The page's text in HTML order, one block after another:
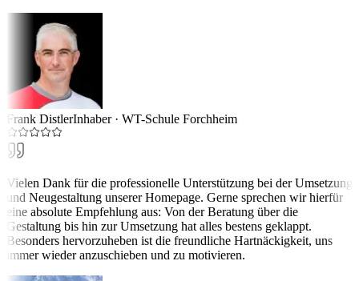
Frank DistlerInhaber· WT-Schule Forchheim
Vielen Dank für die professionelle Unterstützung bei der Umsetzung
und Neugestaltung unserer Homepage. Gerne sprechen wir hierfür
eine absolute Empfehlung aus: Von der Beratung über die
Gestaltung bis hin zur Umsetzung hat alles bestens geklappt.
Besonders hervorzuheben ist die freundliche Hartnäckigkeit, uns
immer wieder anzuschieben und zu motivieren.